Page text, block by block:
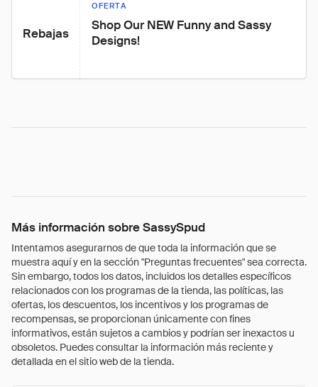
Rebajas
OFERTA
Shop Our NEW Funny and Sassy
Designs!
Más información sobre SassySpud
Intentamos asegurarnos de que toda la información que se
muestra aquí y en la sección "Preguntas frecuentes" sea correcta.
Sin embargo, todos los datos, incluidos los detalles específicos
relacionados con los programas de la tienda, las políticas, las
ofertas, los descuentos, los incentivos y los programas de
recompensas, se proporcionan únicamente con fines
informativos, están sujetos a cambios y podrían ser inexactos u
obsoletos. Puedes consultar la información más reciente y
detallada en el sitio web de la tienda.